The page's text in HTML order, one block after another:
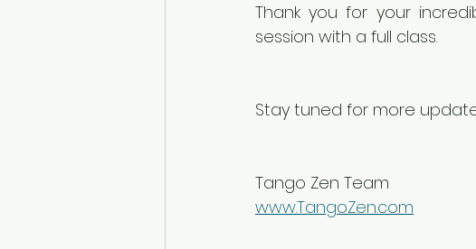
Thank you for your
session with a full class.
Stay tuned for more
Tango Zen Team
www.TangoZen.com